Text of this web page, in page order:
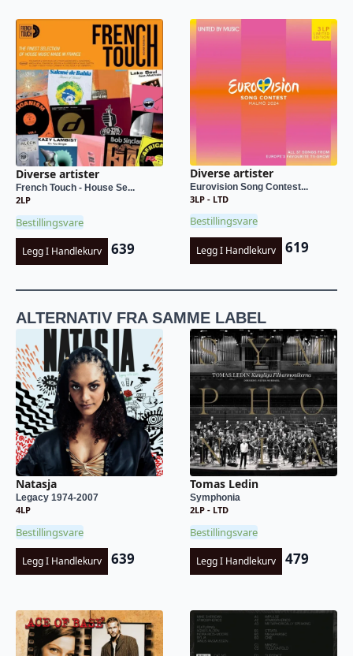
Diverse artister
French Touch - House Se...
2LP
Bestillingsvare
Legg I Handlekurv 639
Diverse artister
Eurovision Song Contest...
3LP - LTD
Bestillingsvare
Legg I Handlekurv 619
ALTERNATIV FRA SAMME LABEL
Natasja
Legacy 1974-2007
4LP
Bestillingsvare
Legg I Handlekurv 639
Tomas Ledin
Symphonia
2LP - LTD
Bestillingsvare
Legg I Handlekurv 479